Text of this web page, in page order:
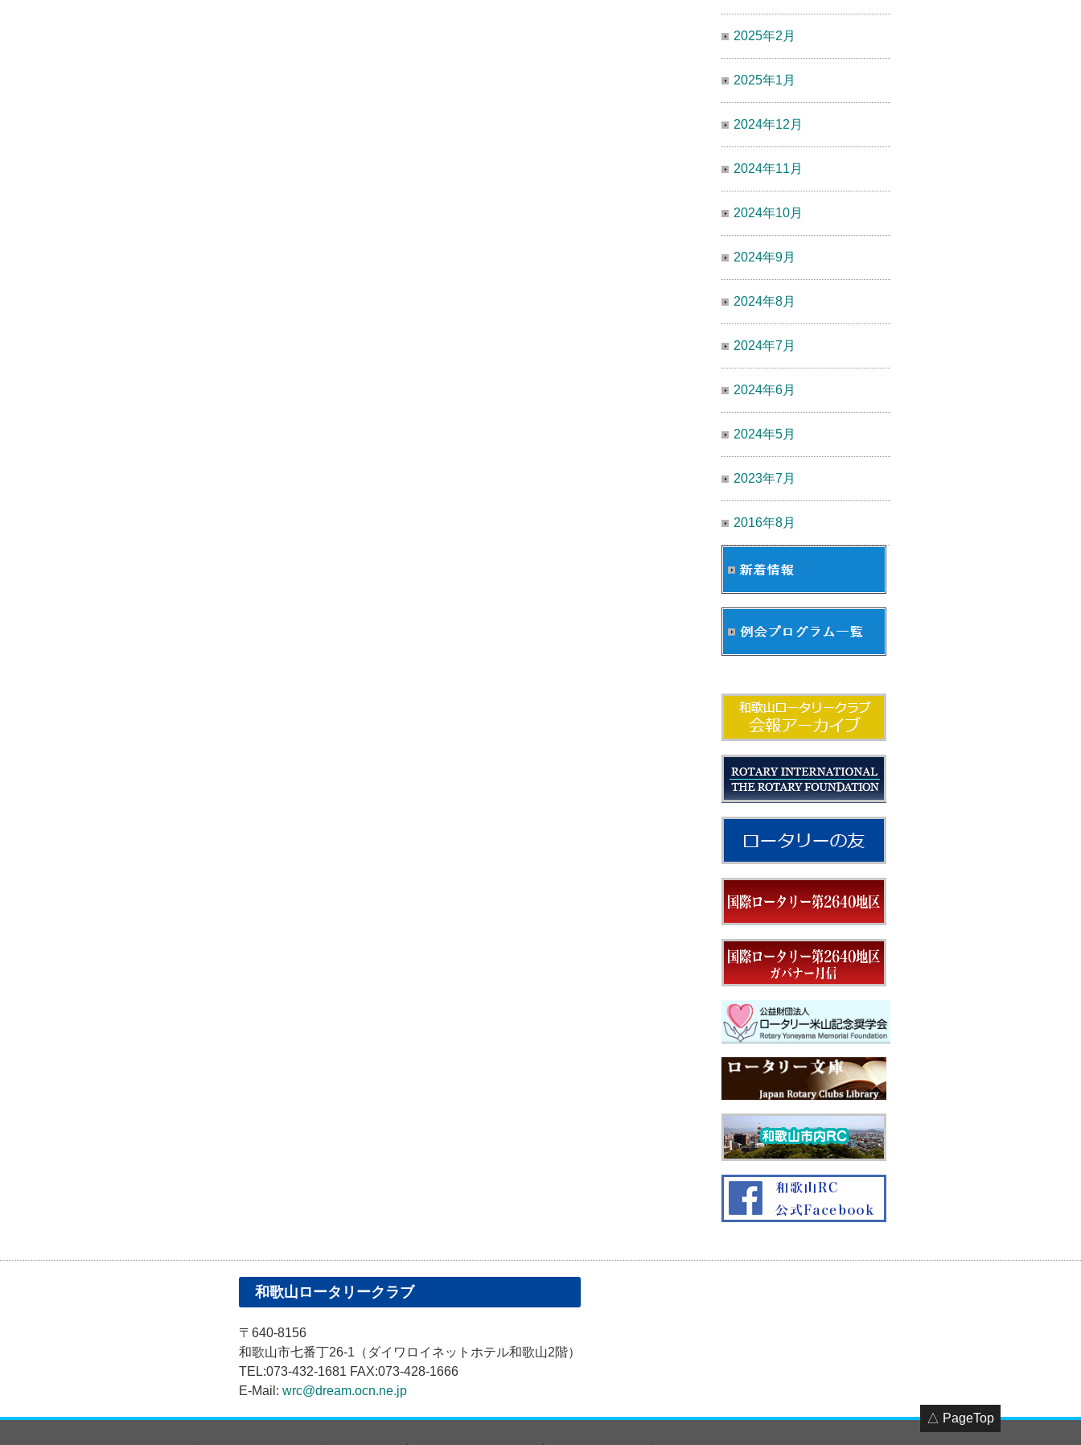
2025年2月
2025年1月
2024年12月
2024年11月
2024年10月
2024年9月
2024年8月
2024年7月
2024年6月
2024年5月
2023年7月
2016年8月
和歌山ロータリークラブ
〒640-8156
和歌山市七番丁26-1（ダイワロイネットホテル和歌山2階）
TEL:073-432-1681 FAX:073-428-1666
E-Mail: wrc@dream.ocn.ne.jp
△ PageTop